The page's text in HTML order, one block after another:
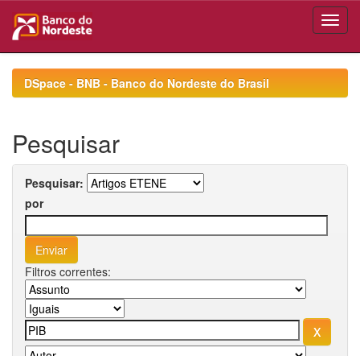
navigationDSpace - BNB - Banco do Nordeste do Brasil
Pesquisar
Pesquisar:
por
Filtros correntes: